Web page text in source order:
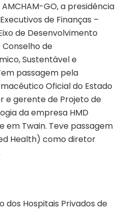
GO, a presidência
de Finanças –
de Desenvolvimento
Conselho de
Sustentável e
passagem pela
Oficial do Estado
e gerente de Projeto de
da empresa HMD
em Twain. Teve passagem
Health) como diretor
dos Hospitais Privados de